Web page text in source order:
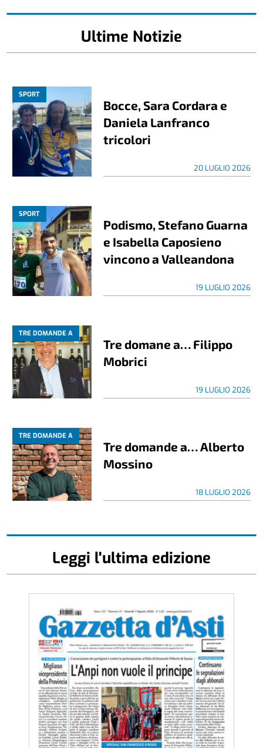
Ultime Notizie
SPORT
Bocce, Sara Cordara e
Daniela Lanfranco
tricolori
20 LUGLIO 2026
SPORT
Podismo, Stefano Guarna
e Isabella Caposieno
vincono a Valleandona
19 LUGLIO 2026
TRE DOMANDE A
Tre domane a… Filippo
Mobrici
19 LUGLIO 2026
TRE DOMANDE A
Tre domande a… Alberto
Mossino
18 LUGLIO 2026
Leggi l'ultima edizione